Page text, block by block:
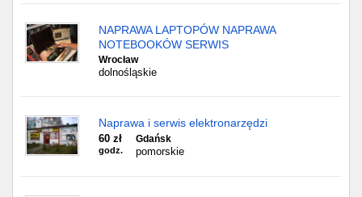
NAPRAWA LAPTOPÓW NAPRAWA
NOTEBOOKÓW SERWIS
Wrocław
dolnośląskie
Naprawa i serwis elektronarzędzi
60 zł
godz.
Gdańsk
pomorskie